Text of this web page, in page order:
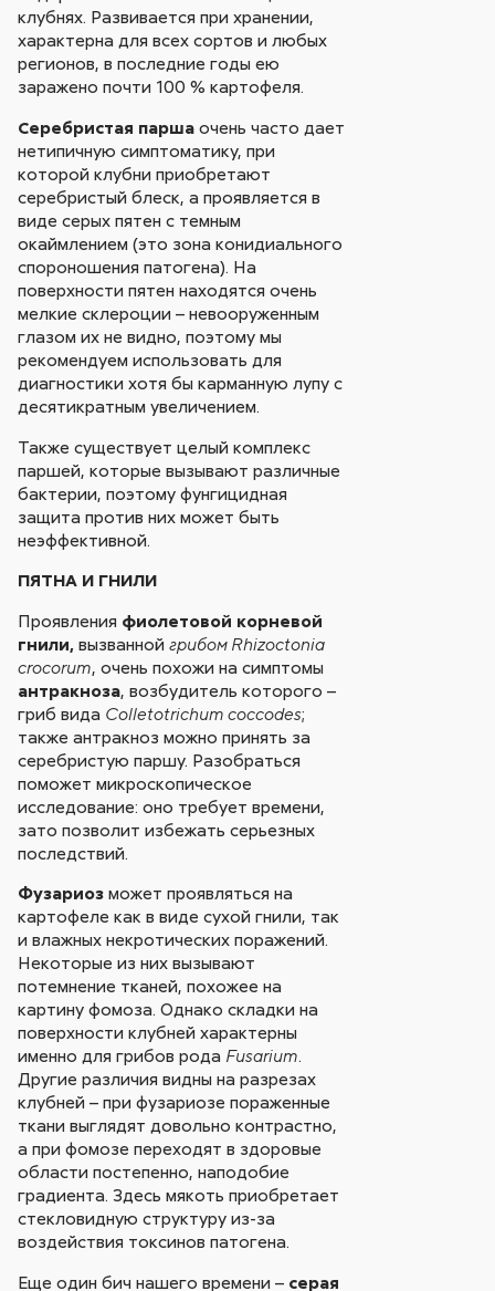
клубнях. Развивается при хранении,
характерна для всех сортов и любых
регионов, в последние годы ею
заражено почти 100 % картофеля.
Серебристая парша очень часто дает
нетипичную симптоматику, при
которой клубни приобретают
серебристый блеск, а проявляется в
виде серых пятен с темным
окаймлением (это зона конидиального
спороношения патогена). На
поверхности пятен находятся очень
мелкие склероции – невооруженным
глазом их не видно, поэтому мы
рекомендуем использовать для
диагностики хотя бы карманную лупу с
десятикратным увеличением.
Также существует целый комплекс
паршей, которые вызывают различные
бактерии, поэтому фунгицидная
защита против них может быть
неэффективной.
ПЯТНА И ГНИЛИ
Проявления фиолетовой корневой
гнили, вызваннойгрибом Rhizoctonia
crocorum, очень похожи на симптомы
антракноза, возбудитель которого –
гриб вида Colletotrichum coccodes;
также антракноз можно принять за
серебристую паршу. Разобраться
поможет микроскопическое
исследование: оно требует времени,
зато позволит избежать серьезных
последствий.
Фузариоз может проявляться на
картофеле как в виде сухой гнили, так
и влажных некротических поражений.
Некоторые из них вызывают
потемнение тканей, похожее на
картину фомоза. Однако складки на
поверхности клубней характерны
именно для грибов рода Fusarium.
Другие различия видны на разрезах
клубней – при фузариозе пораженные
ткани выглядят довольно контрастно,
а при фомозе переходят в здоровые
области постепенно, наподобие
градиента. Здесь мякоть приобретает
стекловидную структуру из-за
воздействия токсинов патогена.
Еще один бич нашего времени – серая